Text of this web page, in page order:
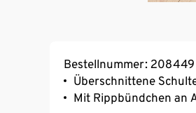
Bestellnummer: 208449
Überschnittene
Mit Rippbündchen an